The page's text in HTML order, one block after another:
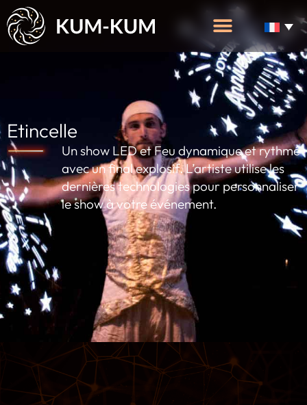
Etincelle
Un show LED et Feu dynamique et rythmé
avec un final explosif. L’artiste utilise les
dernières technologies pour personnaliser
le show à votre événement.